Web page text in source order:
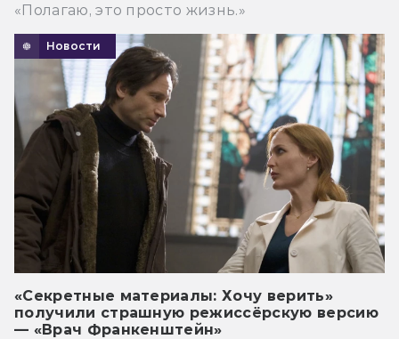
«Полагаю, это просто жизнь.»
Новости
«Секретные материалы: Хочу верить»
получили страшную режиссёрскую версию
— «Врач Франкенштейн»